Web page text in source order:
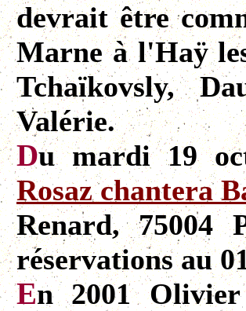
devrait être
Marne à l'Haÿ
Tchaïkovsly,
Valérie.
Du mardi 19
Rosaz chantera
Renard, 75004
réservations au
En 2001